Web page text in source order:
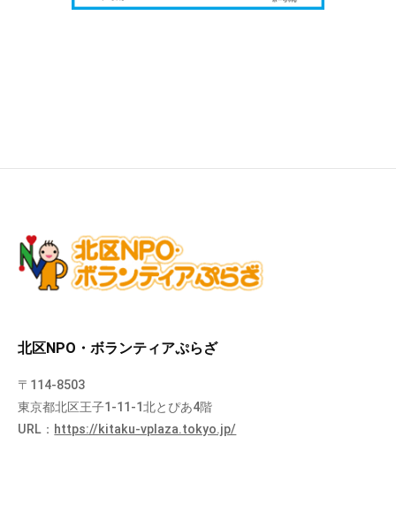
北区NPO・ボランティアぷらざ
〒114-8503
東京都北区王子1-11-1北とぴあ4階
URL： https://kitaku-vplaza.tokyo.jp/